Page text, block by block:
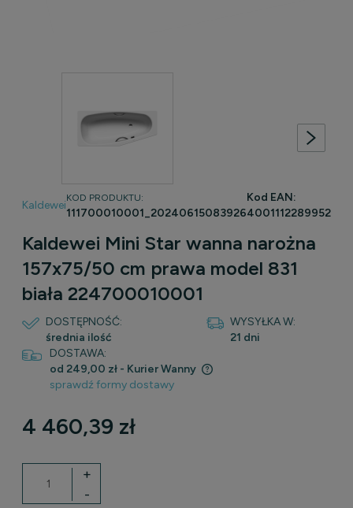
Kaldewei
KOD PRODUKTU:
111700010001_20240615083926
Kod EAN:
4001112289952
Kaldewei Mini Star wanna narożna
157x75/50 cm prawa model 831
biała 224700010001
DOSTĘPNOŚĆ:
średnia ilość
WYSYŁKA W:
21 dni
DOSTAWA:
od 249,00 zł - Kurier Wanny
Cena nie zawiera ewentualnych kosztów płatności
sprawdź formy dostawy
4 460,39 zł
-
+